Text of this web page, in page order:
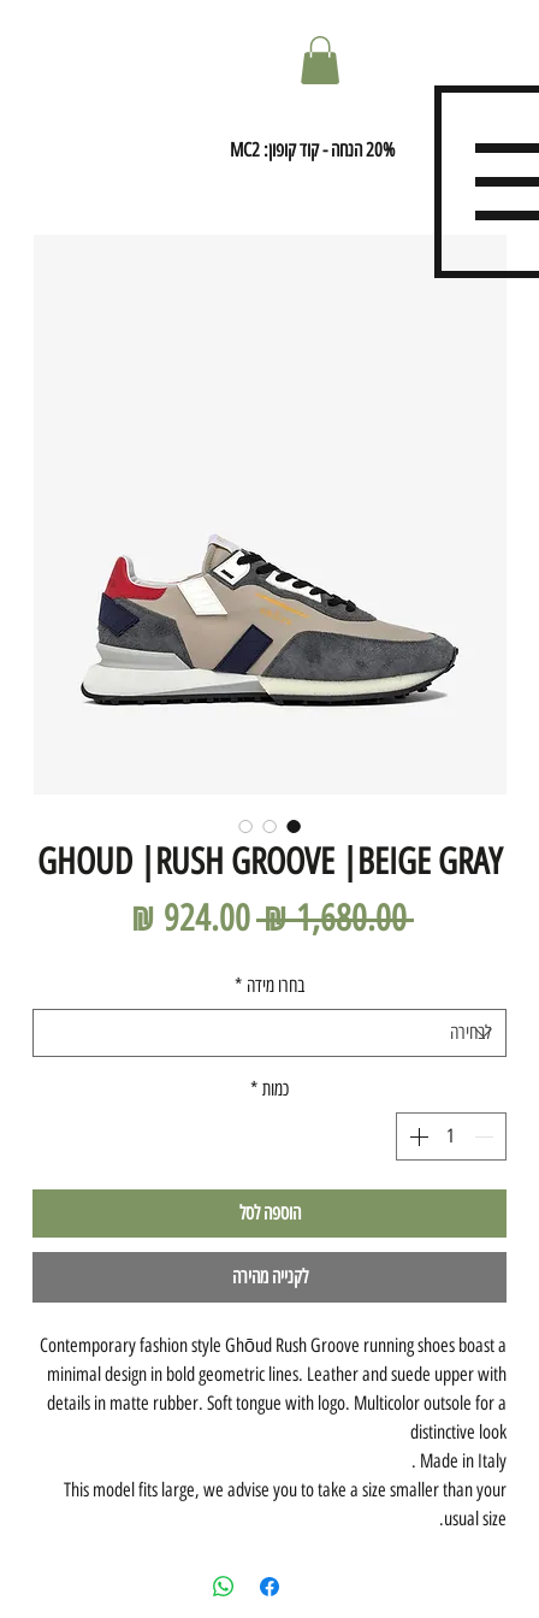
GHOUD |RUSH GROOVE |BEIGE GRAY
‏1,680.00 ‏₪
מחיר
רגילבחרו מידה *
כמות *
הוספה לסל
לקנייה מהירה
Contemporary fashion style Ghōud Rush Groove running shoes boast a
minimal design in bold geometric lines. Leather and suede upper with
details in matte rubber. Soft tongue with logo. Multicolor outsole for a
distinctive look
Made in Italy .
This model fits large, we advise you to take a size smaller than your
usual size.
20% הנחה - קוד קופון: MC2